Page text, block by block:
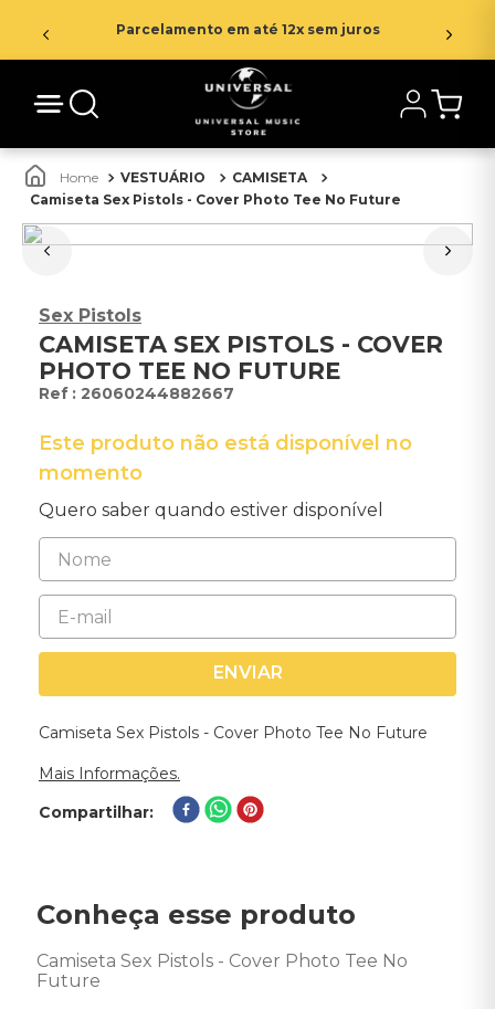
Parcelamento em até 12x sem juros
VESTUÁRIO
CAMISETA
Camiseta Sex Pistols - Cover Photo Tee No Future
Sex Pistols
CAMISETA SEX PISTOLS - COVER
PHOTO TEE NO FUTURE
: 26060244882667
Este produto não está disponível no
momento
Quero saber quando estiver disponível
ENVIAR
Camiseta Sex Pistols - Cover Photo Tee No Future
Mais Informações.
Compartilhar
Conheça esse produto
Camiseta Sex Pistols - Cover Photo Tee No
Future